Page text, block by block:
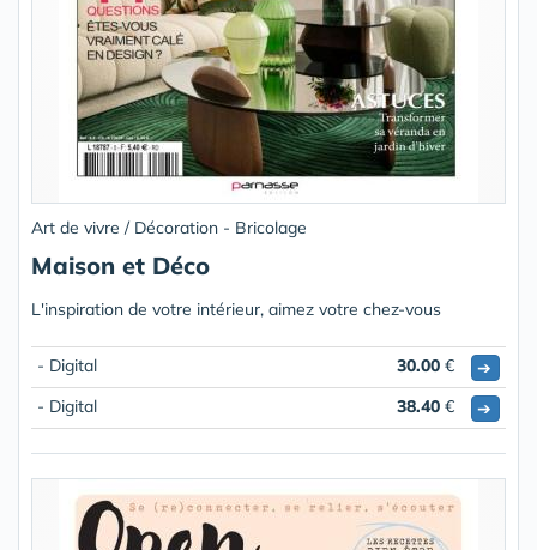
Art de vivre / Décoration - Bricolage
Maison et Déco
L'inspiration de votre intérieur, aimez votre chez-vous
- Digital 30.00 €
➔
- Digital
38.40 € ➔